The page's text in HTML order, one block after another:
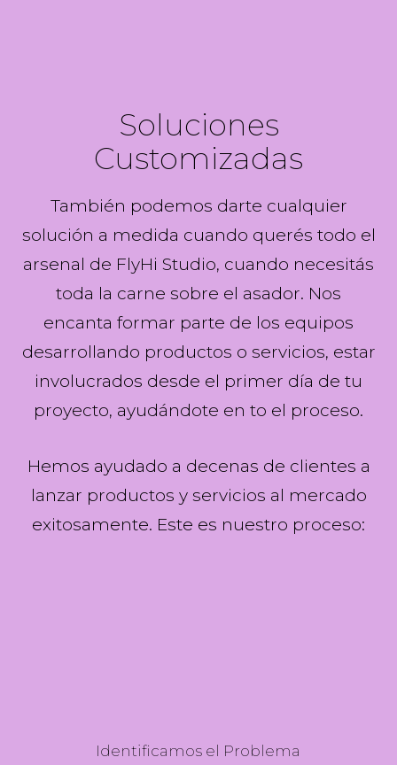
Soluciones
Customizadas
También podemos darte cualquier
solución a medida cuando querés todo el
arsenal de FlyHi Studio, cuando necesitás
toda la carne sobre el asador. Nos
encanta formar parte de los equipos
desarrollando productos o servicios, estar
involucrados desde el primer día de tu
proyecto, ayudándote en to el proceso.
Hemos ayudado a decenas de clientes a
lanzar productos y servicios al mercado
exitosamente. Este es nuestro proceso:
Identificamos el Problema